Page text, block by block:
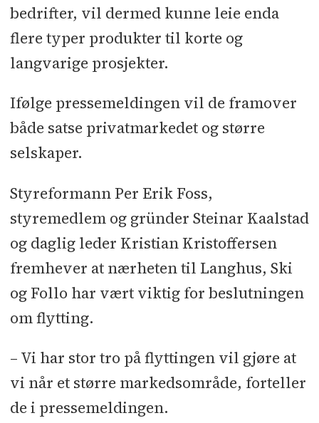
bedrifter, vil dermed kunne leie enda
flere typer produkter til korte og
langvarige prosjekter.
Ifølge pressemeldingen vil de framover
både satse privatmarkedet og større
selskaper.
Styreformann Per Erik Foss,
styremedlem og gründer Steinar Kaalstad
og daglig leder Kristian Kristoffersen
fremhever at nærheten til Langhus, Ski
og Follo har vært viktig for beslutningen
om flytting.
– Vi har stor tro på flyttingen vil gjøre at
vi når et større markedsområde, forteller
de i pressemeldingen.